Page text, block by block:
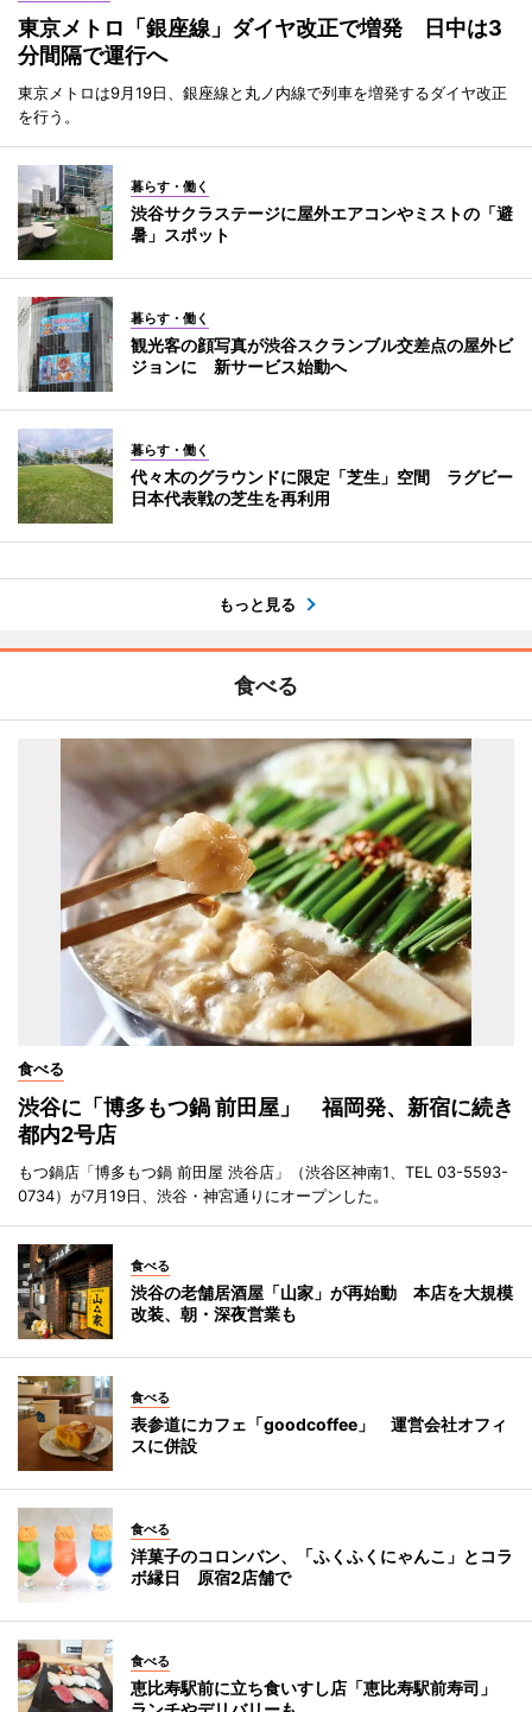
東京メトロ「銀座線」ダイヤ改正で増発 日中は3
分間隔で運行へ
東京メトロは9月19日、銀座線と丸ノ内線で列車を増発するダイヤ改正
を行う。
暮らす・働く
渋谷サクラステージに屋外エアコンやミストの「避
暑」スポット
暮らす・働く
観光客の顔写真が渋谷スクランブル交差点の屋外ビ
ジョンに 新サービス始動へ
暮らす・働く
代々木のグラウンドに限定「芝生」空間 ラグビー
日本代表戦の芝生を再利用
もっと見る
食べる
食べる
渋谷に「博多もつ鍋 前田屋」 福岡発、新宿に続き
都内2号店
もつ鍋店「博多もつ鍋 前田屋 渋谷店」（渋谷区神南1、TEL 03-5593-
0734）が7月19日、渋谷・神宮通りにオープンした。
食べる
渋谷の老舗居酒屋「山家」が再始動 本店を大規模
改装、朝・深夜営業も
食べる
表参道にカフェ「goodcoffee」 運営会社オフィ
スに併設
食べる
洋菓子のコロンバン、「ふくふくにゃんこ」とコラ
ボ縁日 原宿2店舗で
食べる
恵比寿駅前に立ち食いすし店「恵比寿駅前寿司」